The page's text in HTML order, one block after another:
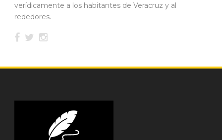
verídicamente a los habitantes de Veracruz y al
rededores.